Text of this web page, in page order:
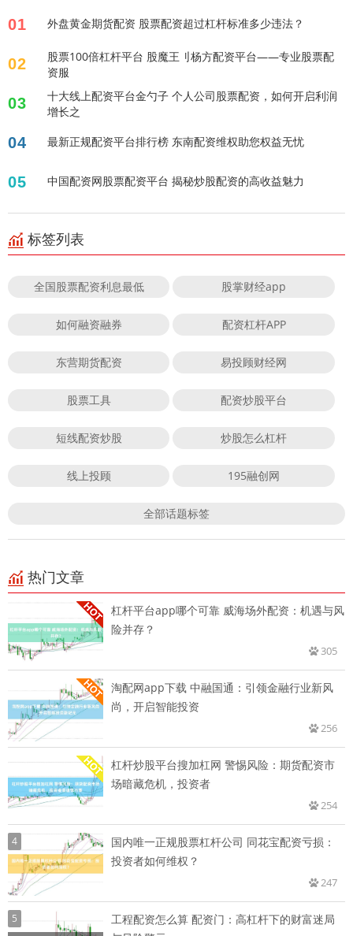
01 外盘黄金期货配资 股票配资超过杠杆标准多少违法？
02
股票100倍杠杆平台 股魔王刂杨方配资平台——专业股票配
资服
03
十大线上配资平台金勺子 个人公司股票配资，如何开启利润
增长之
04 最新正规配资平台排行榜 东南配资维权助您权益无忧
05 中国配资网股票配资平台 揭秘炒股配资的高收益魅力
标签列表
全国股票配资利息最低 股掌财经app
如何融资融券 配资杠杆APP
东营期货配资 易投顾财经网
股票工具 配资炒股平台
短线配资炒股 炒股怎么杠杆
线上投顾 195融创网
全部话题标签
热门文章
杠杆平台app哪个可靠 威海场外配资：机遇与风
险并存？
305
淘配网app下载 中融国通：引领金融行业新风
尚，开启智能投资
256
杠杆炒股平台搜加杠网 警惕风险：期货配资市
场暗藏危机，投资者
254
4
国内唯一正规股票杠杆公司 同花宝配资亏损：
投资者如何维权？
247
5
工程配资怎么算 配资门：高杠杆下的财富迷局